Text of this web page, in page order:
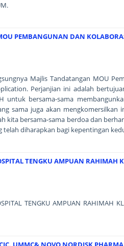
PEMBANGUNAN DAN
Majlis Tandatangan MOU
Perjanjian ini adalah
untuk bersama-sama
sama juga akan
kita bersama-sama berdoa dan
telah diharapkan bagi kepentingan
TENGKU AMPUAN RAHIMAH
TENGKU AMPUAN RAHIMAH